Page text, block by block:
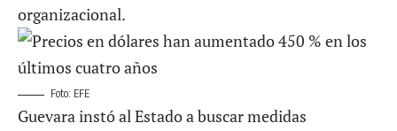
organizacional.
Foto: EFE
Guevara instó al Estado a buscar medidas